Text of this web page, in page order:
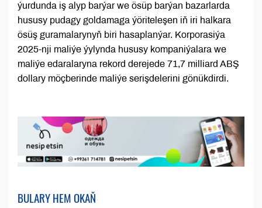
ýurdunda iş alyp barýar we ösüp barýan bazarlarda
hususy pudagy goldamaga ýöriteleşen iň iri halkara
ösüş guramalarynyň biri hasaplanýar. Korporasiýa
2025-nji maliýe ýylynda hususy kompaniýalara we
maliýe edaralaryna rekord derejede 71,7 milliard ABŞ
dollary möçberinde maliýe serişdelerini gönükdirdi.
BULARY HEM OKAŇ